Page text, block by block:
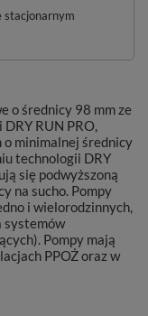
stacjonarnym
o średnicy 98 mm ze
RUN PRO,
o minimalnej średnicy
technologii DRY
się podwyższoną
na sucho. Pompy
i wielorodzinnych,
systemów
Pompy mają
PPOŻ oraz w